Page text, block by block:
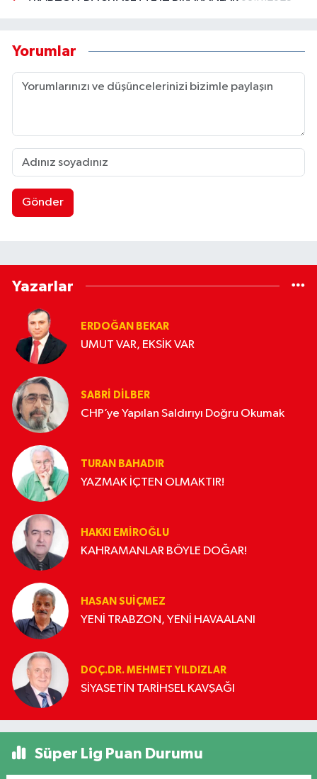
Yorumlar
Gönder
Yazarlar
ERDOĞAN BEKAR
UMUT VAR, EKSİK VAR
SABRI DILBER
CHP’ye Yapılan Saldırıyı Doğru Okumak
TURAN BAHADIR
YAZMAK İÇTEN OLMAKTIR!
HAKKI EMİROĞLU
KAHRAMANLAR BÖYLE DOĞAR!
HASAN SUIÇMEZ
YENİ TRABZON, YENİ HAVAALANI
DOÇ.DR. MEHMET YILDIZLAR
SİYASETİN TARİHSEL KAVŞAĞI
Süper Lig Puan Durumu